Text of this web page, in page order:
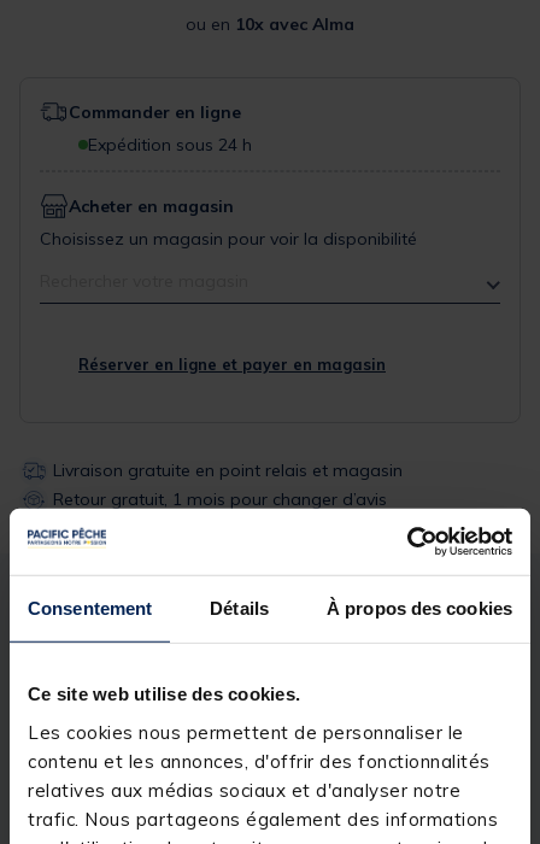
Consentement Détails À propos des cookies
Ce site web utilise des cookies.
Les cookies nous permettent de personnaliser le
contenu et les annonces, d'offrir des fonctionnalités
relatives aux médias sociaux et d'analyser notre
trafic. Nous partageons également des informations
ou en 10x avec Alma
Commander en ligne
Expédition sous 24 h
Acheter en magasin
Choisissez un magasin pour voir la disponibilité
Réserver en ligne et payer en magasin
Livraison gratuite en point relais et magasin
Retour gratuit, 1 mois pour changer d’avis
Description Spécifications
Description & détails
Description
Les Sunset Sunhooks Sw 5213NI sont des hameçons
forts de fer, à œillet, renversés, à hampes longues,
dotés de 2 ardillons. Nickelés pour une résistance